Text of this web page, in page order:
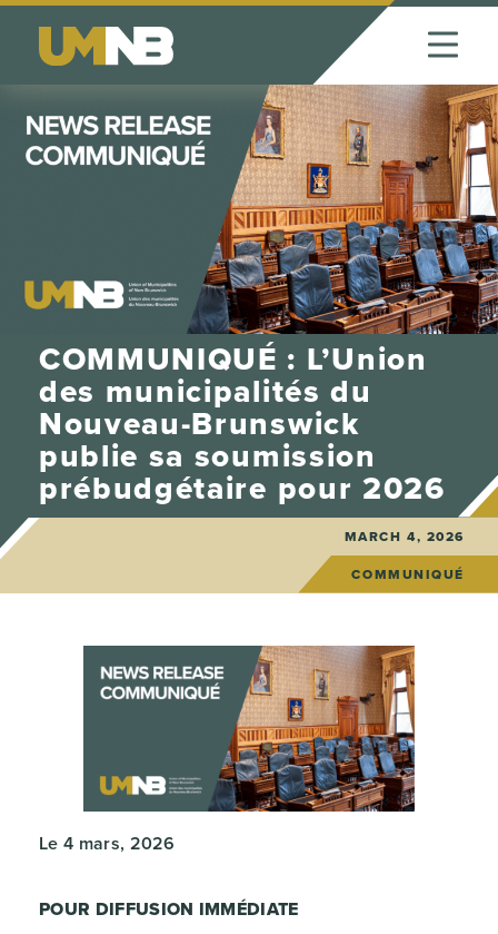
Skip to Content
COMMUNIQUÉ : L’Union
des municipalités du
Nouveau-Brunswick
publie sa soumission
prébudgétaire pour 2026
MARCH 4, 2026
COMMUNIQUÉ
Le 4 mars, 2026
POUR DIFFUSION IMMÉDIATE